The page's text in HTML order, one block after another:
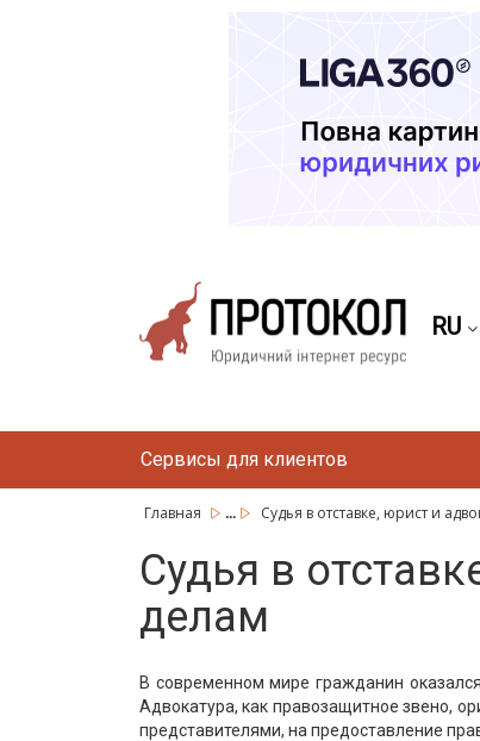
RU
Сервисы для клиентов
Главная ... Судья в отставке, юрист и
Судья в
делам
В современном мире гражданин
Адвокатура, как правозащитное звено,
представителями, на предоставление